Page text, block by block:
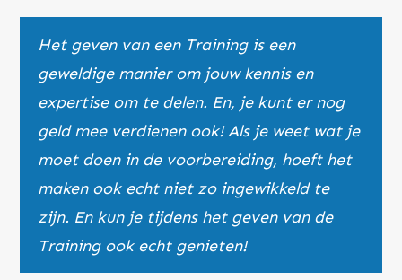
Het geven van een Training is een
geweldige manier om jouw kennis en
expertise om te delen. En, je kunt er nog
geld mee verdienen ook! Als je weet wat je
moet doen in de voorbereiding, hoeft het
maken ook echt niet zo ingewikkeld te
zijn. En kun je tijdens het geven van de
Training ook echt genieten!